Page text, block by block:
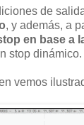
de
, y además, a
en base a
stop dinámico.
vemos